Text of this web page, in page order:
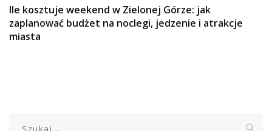
Ile kosztuje weekend w Zielonej Górze: jak
zaplanować budżet na noclegi, jedzenie i atrakcje
miasta